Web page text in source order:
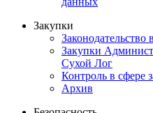
Закупки
Законодательство
Закупки
Сухой Лог
Контроль в сфере
Архив